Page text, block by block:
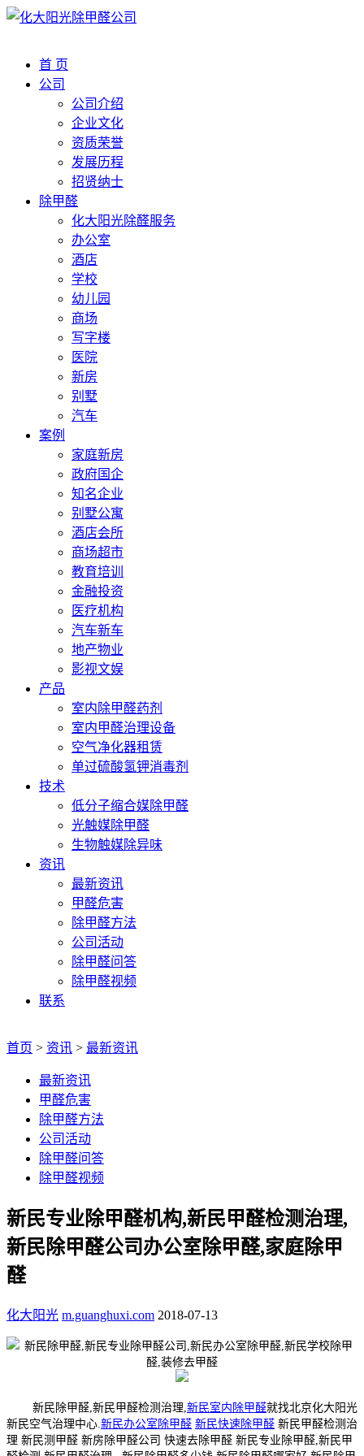
首 页
公司
公司介绍
企业文化
资质荣誉
发展历程
招贤纳士
除甲醛
化大阳光除醛服务
办公室
酒店
学校
幼儿园
商场
写字楼
医院
新房
别墅
汽车
案例
家庭新房
政府国企
知名企业
别墅公寓
酒店会所
商场超市
教育培训
金融投资
医疗机构
汽车新车
地产物业
影视文娱
产品
室内除甲醛药剂
室内甲醛治理设备
空气净化器租赁
单过硫酸氢钾消毒剂
技术
低分子缩合媒除甲醛
光触媒除甲醛
生物触媒除异味
资讯
最新资讯
甲醛危害
除甲醛方法
公司活动
除甲醛问答
除甲醛视频
联系
首页 > 资讯 > 最新资讯
最新资讯
甲醛危害
除甲醛方法
公司活动
除甲醛问答
除甲醛视频
新民专业除甲醛机构,新民甲醛检测治理,
新民除甲醛公司办公室除甲醛,家庭除甲
醛
化大阳光 m.guanghuxi.com 2018-07-13
新民除甲醛,新民甲醛检测治理, 新民室内除甲醛就找北京化大阳光
新民空气治理中心. 新民办公室除甲醛 新民快速除甲醛 新民甲醛检测治
理 新民测甲醛 新房除甲醛公司 快速去除甲醛 新民专业除甲醛,新民甲